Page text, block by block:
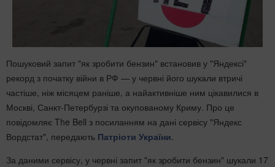
Пошуковий запит "як зробити бензин" встановив у "Яндексі"
рекорд з початку війни в РФ — у червні його шукали втричі
частіше, ніж місяцем раніше, а найактивніше ним цікавилися в
Москві, Санкт-Петербурзі та окупованому Криму. Про це
повідомляє The Bell з посиланням на дані сервісу "Яндекс
Вордстат", передають Патріоти України
За даними сервісу, у червні запит "як зробити бензин" шукали 17